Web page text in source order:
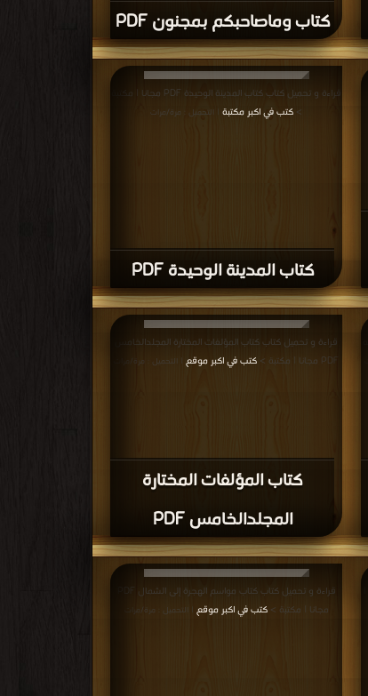
كتاب وماصاحبكم بمجنون PDF
كتاب المدينة الوحيدة PDF
قراءة و تحميل كتاب كتاب المدينة الوحيدة PDF مجانا | مكتبة
> كتب في اكبر مكتبة | التحميل : مرة/مرات
كتاب المؤلفات المختارة
المجلدالخامس PDF
قراءة و تحميل كتاب كتاب المؤلفات المختارة المجلدالخامس
PDF مجانا | مكتبة >
كتب في اكبر موقع | التحميل : مرة/مرات
مجانا | مكتبة >كتب في اكبر موقع | التحميل : مرة/مرات